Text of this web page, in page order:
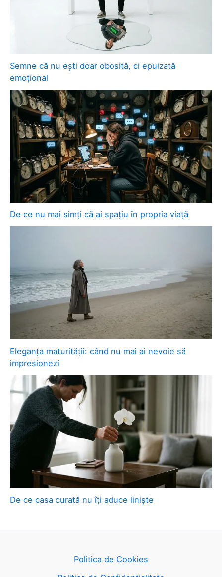
Semne că nu ești doar obosită, ci epuizată
emoțional
De ce nu mai simți că ai spațiu în propria viață
Eleganța maturității: când nu mai ai nevoie să
impresionezi
De ce casa curată nu îți aduce liniște
Politica de Cookies